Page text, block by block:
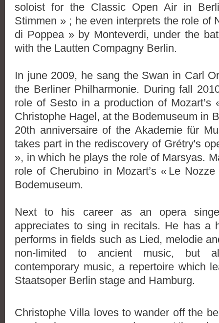
soloist for the Classic Open Air in
Stimmen » ; he even interprets the role of
di Poppea » by Monteverdi, under the
with the Lautten Compagny Berlin.
In june 2009, he sang the Swan in Carl
the Berliner Philharmonie. During fall
role of Sesto in a production of Mozart’s
Christophe Hagel, at the Bodemuseum in
20th anniversaire of the Akademie für
takes part in the rediscovery of Grétry's
», in which he plays the role of Marsyas.
role of Cherubino in Mozart’s « Le
Bodemuseum.
Next to his career as an opera
appreciates to sing in recitals. He has a
performs in fields such as Lied, melodie
non-limited to ancient music, but
contemporary music, a repertoire which
Staatsoper Berlin stage and Hamburg.
Christophe Villa loves to wander off the